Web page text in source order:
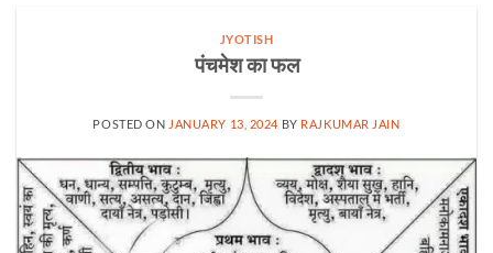
JYOTISH
पंचमेश का फल
POSTED ON JANUARY 13, 2024 BY RAJKUMAR JAIN